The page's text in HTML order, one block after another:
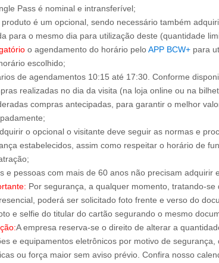
Pass é nominal e intransferível;
produto é um opcional, sendo necessário também
para o mesmo dia para utilização deste (quantidade
o agendamento do horário peloAPP BCW+ para
escolhido;
de agendamentos 10:15 até 17:30. Conforme
realizadas no dia da visita (na loja online ou na
compras antecipadas, para garantir o melhor
o opcional o visitante deve seguir as normas e
estabelecidos, assim como respeitar o horário de
e pessoas com mais de 60 anos não precisam adquirir
Por segurança, a qualquer momento, tratando-se
poderá ser solicitado foto frente e verso do
e selfie do titular do cartão segurando o mesmo
A empresa reserva-se o direito de alterar a
e equipamentos eletrônicos por motivo de segurança,
ou força maior sem aviso prévio. Confira nosso